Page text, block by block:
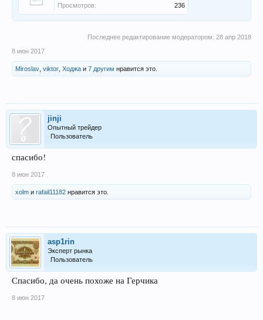
Просмотров:
236
Последнее редактирование модератором: 28 апр 2018
8 июн 2017
Miroslav viktor Ходжа и 7 другим нравится это.
jinji
Опытный трейдер
Пользователь
спасибо!
8 июн 2017
xolm и rafail11182 нравится это.
asp1rin
Эксперт рынка
Пользователь
Спасибо, да очень похоже на Герчика
8 июн 2017